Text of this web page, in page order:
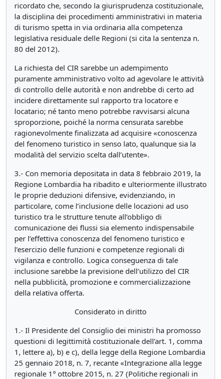
ricordato che, secondo la giurisprudenza costituzionale,
la disciplina dei procedimenti amministrativi in materia
di turismo spetta in via ordinaria alla competenza
legislativa residuale delle Regioni (si cita la sentenza n.
80 del 2012).
La richiesta del CIR sarebbe un adempimento
puramente amministrativo volto ad agevolare le attività
di controllo delle autorità e non andrebbe di certo ad
incidere direttamente sul rapporto tra locatore e
locatario; né tanto meno potrebbe ravvisarsi alcuna
sproporzione, poiché la norma censurata sarebbe
ragionevolmente finalizzata ad acquisire «conoscenza
del fenomeno turistico in senso lato, qualunque sia la
modalità del servizio scelta dall’utente».
3.- Con memoria depositata in data 8 febbraio 2019, la
Regione Lombardia ha ribadito e ulteriormente illustrato
le proprie deduzioni difensive, evidenziando, in
particolare, come l’inclusione delle locazioni ad uso
turistico tra le strutture tenute all’obbligo di
comunicazione dei flussi sia elemento indispensabile
per l’effettiva conoscenza del fenomeno turistico e
l’esercizio delle funzioni e competenze regionali di
vigilanza e controllo. Logica conseguenza di tale
inclusione sarebbe la previsione dell’utilizzo del CIR
nella pubblicità, promozione e commercializzazione
della relativa offerta.
Considerato in diritto
1.- Il Presidente del Consiglio dei ministri ha promosso
questioni di legittimità costituzionale dell’art. 1, comma
1, lettere a), b) e c), della legge della Regione Lombardia
25 gennaio 2018, n. 7, recante «Integrazione alla legge
regionale 1° ottobre 2015, n. 27 (Politiche regionali in